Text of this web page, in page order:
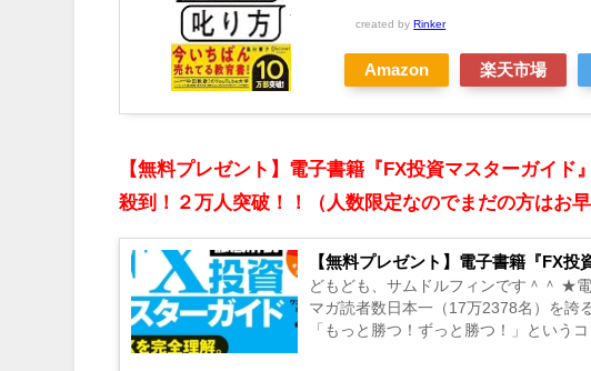
created byRinker
Amazon 楽天市場
【無料プレゼント】電子書籍『FX投資マスターガイ
殺到！２万人突破！！（人数限定なのでまだの方はお早
【無料プレゼント】電子書籍『FX投
どもども、サムドルフィンです＾＾ ★
マガ読者数日本一（17万2378名）を誇
「もっと勝つ！ずっと勝つ！」という